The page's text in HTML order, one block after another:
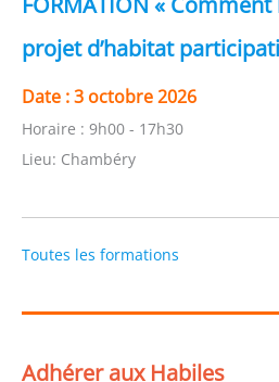
projet d’habitat
Date :3 octobre 2026
Horaire : 9h00 - 17h30
Lieu: Chambéry
Toutes les formations
Adhérer aux Habiles